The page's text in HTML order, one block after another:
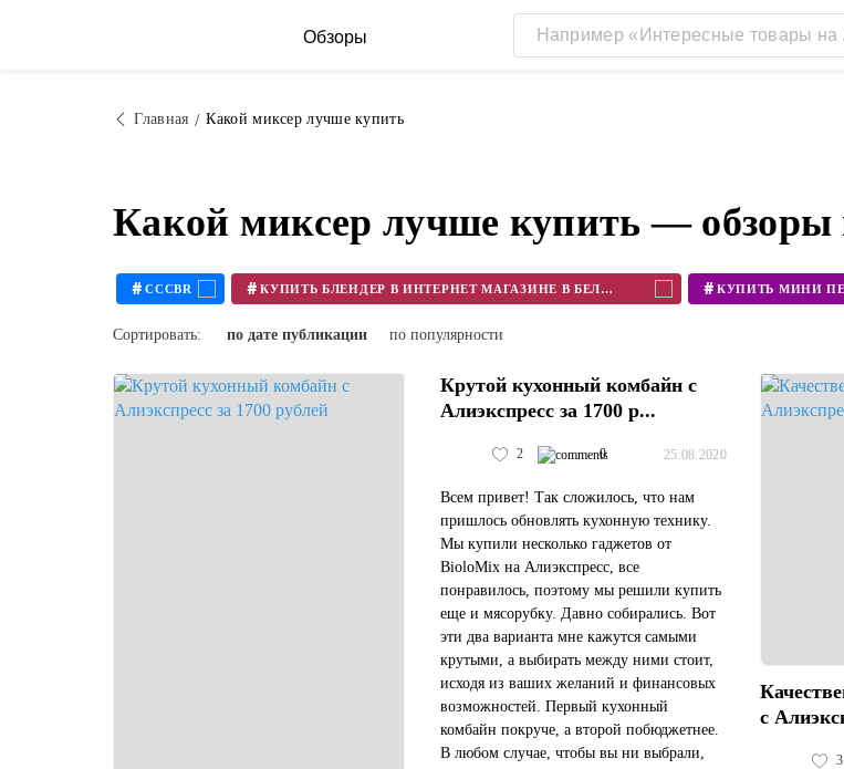
Обзоры
Главная Какой миксер лучше купить
Какой миксер лучше купить — обзоры
# CCCBR # КУПИТЬ БЛЕНДЕР В ИНТЕРНЕТ МАГАЗИНЕ В БЕЛАРУСИ #
Сортировать: по дате публикации по популярности
Крутой кухонный комбайн с
Алиэкспресс за 1700 р...
2 0 25.08.2020
Всем привет! Так сложилось, что нам
пришлось обновлять кухонную технику.
Мы купили несколько гаджетов от
BioloMix на Алиэкспресс, все
понравилось, поэтому мы решили купить
еще и мясорубку. Давно собирались. Вот
эти два варианта мне кажутся самыми
крутыми, а выбирать между ними стоит,
исходя из ваших желаний и финансовых
возможностей. Первый кухонный
комбайн покруче, а второй побюджетнее.
В любом случае, чтобы вы ни выбрали,
с
3